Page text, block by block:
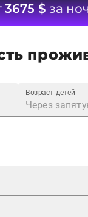
3675 $за
Возраст детей